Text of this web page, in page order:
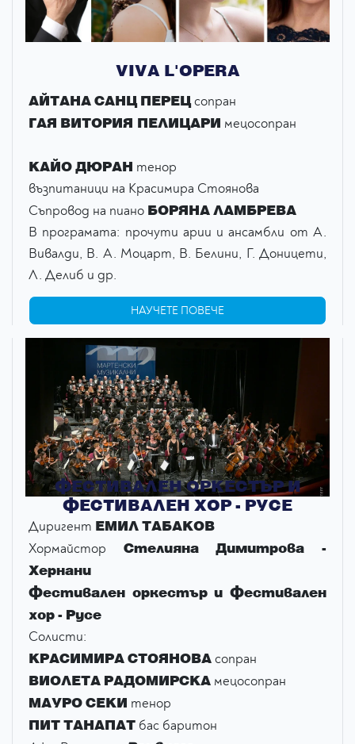
VIVA L'OPERA
АЙТАНА САНЦ ПЕРЕЦсопран
ГАЯ ВИТОРИЯ ПЕЛИЦАРИ мецосопран
КАЙО ДЮРАН тенор
възпитаници на Красимира Стоянова
Съпровод на пиано БОРЯНА ЛАМБРЕВА
В програмата: прочути aрии и ансамбли от А.
Вивалди, В. А. Моцарт, В. Белини, Г. Доницети,
Л. Делиб и др.
НАУЧЕТЕ ПОВЕЧЕ
ФЕСТИВАЛЕН ОРКЕСТЪР И
ФЕСТИВАЛЕН ХОР - РУСЕ
Диригент ЕМИЛ ТАБАКОВ
Хормайстор Стелияна Димитрова -
Хернани
Фестивален оркестър и Фестивален
хор - Русе
Солисти:
КРАСИМИРА СТОЯНОВАсопран
ВИОЛЕТА РАДОМИРСКА мецосопран
МАУРО СЕКИ тенор
ПИТ ТАНАПАТ бас баритон